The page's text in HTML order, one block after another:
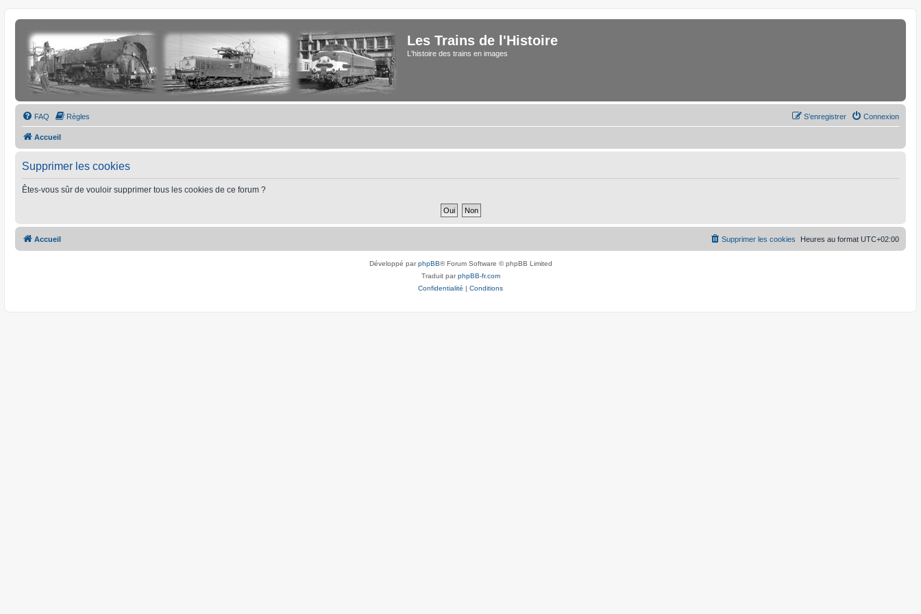
Les Trains de l'Histoire
L'histoire des trains en images
FAQ Règles Connexion
S’enregistrer
Accueil
Supprimer les cookies
Êtes-vous sûr de vouloir supprimer tous les cookies de ce forum ?
Accueil Heures au format UTC+02:00
Supprimer les cookies
Développé parphpBB® Forum Software © phpBB Limited
Traduit parphpBB-fr.com
Confidentialité | Conditions